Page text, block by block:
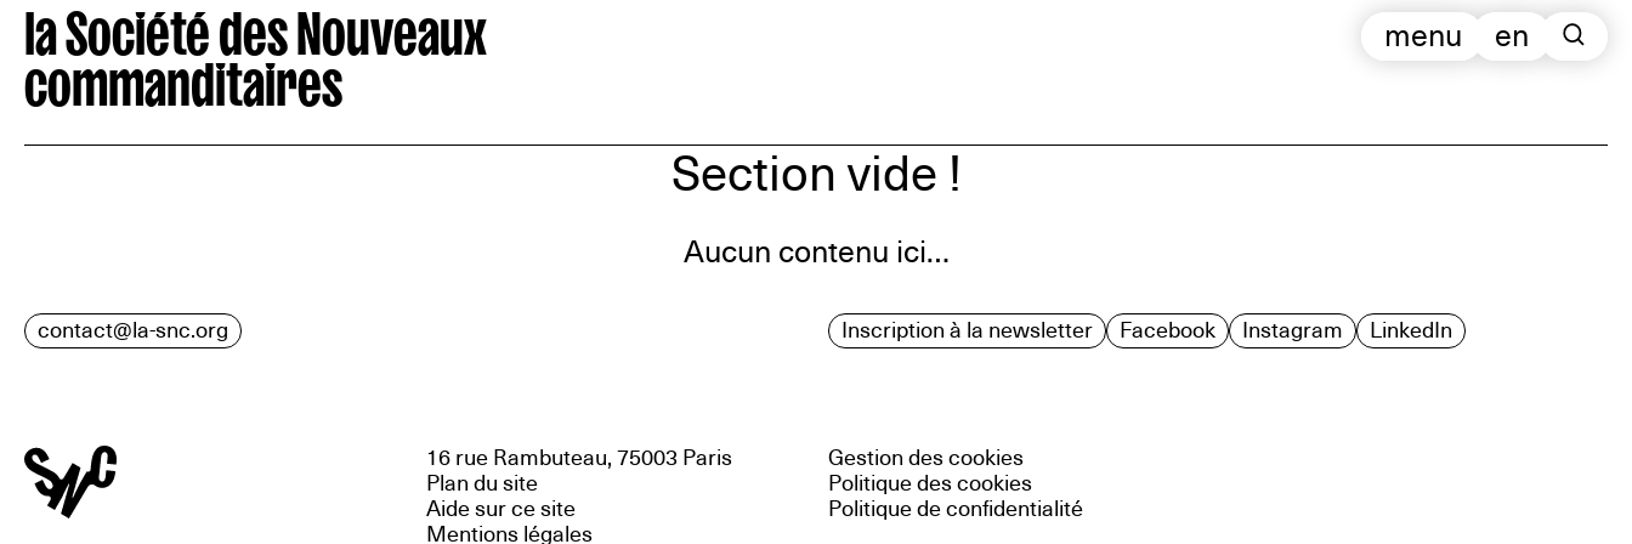
la Société des Nouveaux
commanditaires
en
menu
Section vide !
Aucun contenu ici…
contact@la-snc.org Inscription à la newsletter Facebook Instagram LinkedIn
16 rue Rambuteau, 75003 Paris
Plan du site
Aide sur ce site
Gestion des cookies
Politique des cookies
Politique de confidentialité
Mentions légales